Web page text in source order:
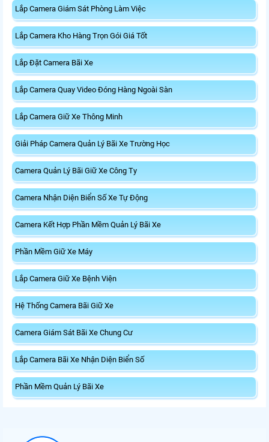
Lắp Camera Giám Sát Phòng Làm Việc
Lắp Camera Kho Hàng Trọn Gói Giá Tốt
Lắp Đặt Camera Bãi Xe
Lắp Camera Quay Video Đóng Hàng Ngoài Sàn
Lắp Camera Giữ Xe Thông Minh
Giải Pháp Camera Quản Lý Bãi Xe Trường Học
Camera Quản Lý Bãi Giữ Xe Công Ty
Camera Nhận Diện Biển Số Xe Tự Động
Camera Kết Hợp Phần Mềm Quản Lý Bãi Xe
Phần Mềm Giữ Xe Máy
Lắp Camera Giữ Xe Bệnh Viện
Hệ Thống Camera Bãi Giữ Xe
Camera Giám Sát Bãi Xe Chung Cư
Lắp Camera Bãi Xe Nhận Diện Biển Số
Phần Mềm Quản Lý Bãi Xe